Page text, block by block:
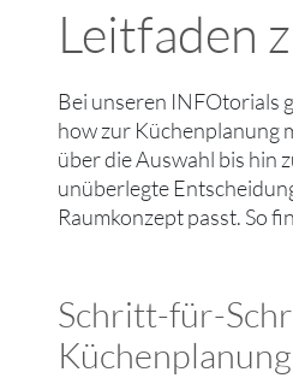
Leitfaden
Bei unseren INFOtorials
how zur Küchenplanung
über die Auswahl bis hin
unüberlegte
Raumkonzept passt. So
Schritt-für-
Küchenplanung